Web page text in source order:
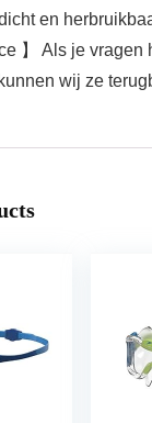
en
】 Als je
wij ze